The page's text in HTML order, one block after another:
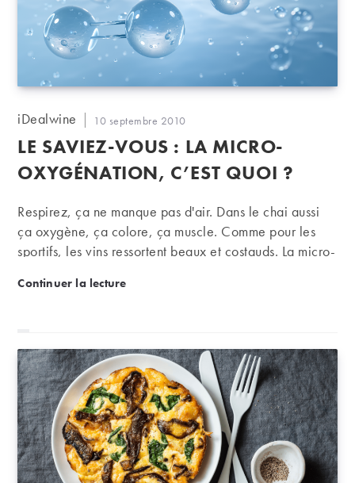
Auteur/autrice
la
publication :
iDealwine
Publication
publiée :
10 septembre 2010
LE SAVIEZ-VOUS : LA MICRO-
OXYGÉNATION, C’EST QUOI ?
Respirez, ça ne manque pas d'air. Dans le chai aussi
ça oxygène, ça colore, ça muscle. Comme pour les
sportifs, les vins ressortent beaux et costauds. La micro-
Continuer la lectureLe saviez-vous : la micro-oxygénation, c’est quoi ?